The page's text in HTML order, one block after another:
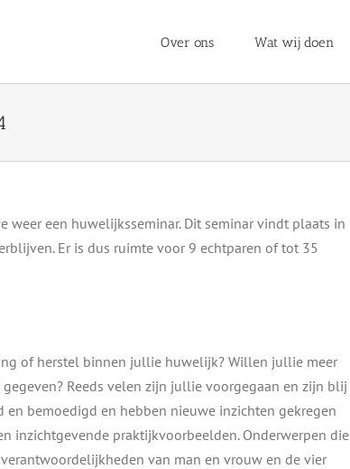
Over ons Wat wij doen
een huwelijksseminar. Dit seminar vindt plaats in
Er is dus ruimte voor 9 echtparen of tot 35
of herstel binnen jullie huwelijk? Willen jullie meer
Reeds velen zijn jullie voorgegaan en zijn blij
bemoedigd en hebben nieuwe inzichten gekregen
inzichtgevende praktijkvoorbeelden. Onderwerpen die
van man en vrouw en de vier